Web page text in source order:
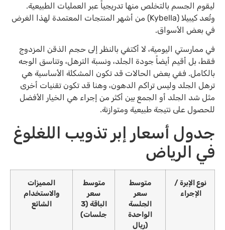
ليقوم الجسم بالتخلص منها تدريجياً عبر العمليات الطبيعية.
وتُعد كيبيلا (Kybella) من أشهر المنتجات المعتمدة لهذا الغرض
في بعض الأسواق.
في ممارستي اليومية، لا أكتفي بالنظر إلى حجم الذقن المزدوج
فقط، بل أقيم أيضاً جودة الجلد، ونسبة الترهل، وتناسق الوجه
بالكامل. ففي بعض الحالات قد تكون المشكلة الأساسية هي
ترهل الجلد وليس تراكم الدهون، وهنا قد تكون تقنيات أخرى
مثل شد الجلد أو الجمع بين أكثر من إجراء هي الخيار الأفضل
للحصول على نتيجة طبيعية ومتوازنة.
جدول أسعار إبر تذويب اللغلوغ
في الرياض
نوع الإبرة /
الإجراء
متوسط
سعر
الجلسة
الواحدة
(ريال
متوسط
سعر
الباقة (3
جلسات)
المميزات
والاستخدام
الشائع